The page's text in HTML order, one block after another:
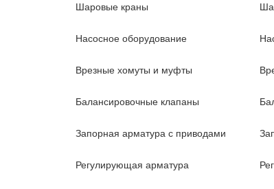
Шаровые краны
Насосное оборудование
Врезные хомуты и муфты
Балансировочные клапаны
Запорная арматура с приводами
Регулирующая арматура